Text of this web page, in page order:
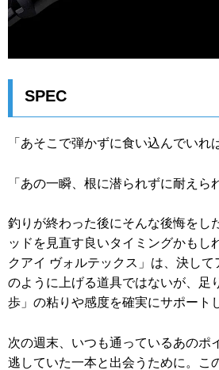
SPEC
「あそこで弾かずに食い込んでいれ
「あの一瞬、根に潜られずに耐えら
釣りが終わった後にそんな後悔をし
ッドを見直す良いタイミングかもし
クアイ ヴォルテックス」は、決し
のように上げる道具ではないが、足
歩」の粘りや感度を確実にサポート
次の週末、いつも通っているあのポ
逃していた一本と出会うために。こ